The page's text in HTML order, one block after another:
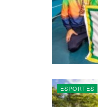
ESPORTES